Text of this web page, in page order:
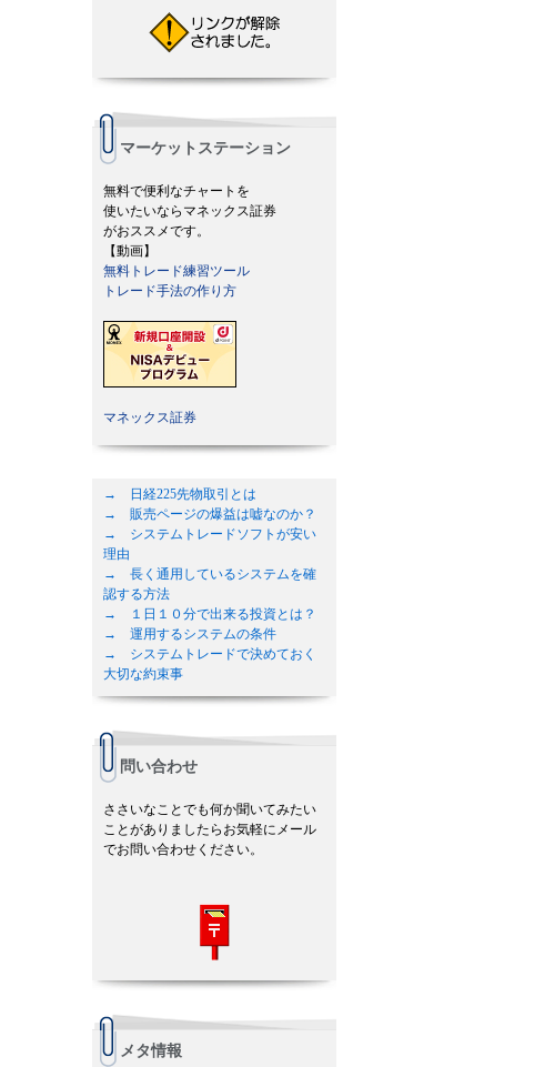
マーケットステーション
無料で便利なチャートを
使いたいならマネックス証券
がおススメです。
【動画】
無料トレード練習ツール
トレード手法の作り方
マネックス証券
→ 日経225先物取引とは
→ 販売ページの爆益は嘘なのか？
→ システムトレードソフトが安い
理由
→ 長く通用しているシステムを確
認する方法
→ １日１０分で出来る投資とは？
→ 運用するシステムの条件
→ システムトレードで決めておく
大切な約束事
問い合わせ
ささいなことでも何か聞いてみたい
ことがありましたらお気軽にメール
でお問い合わせください。
メタ情報